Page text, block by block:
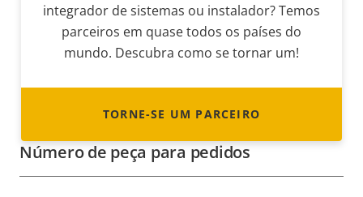
integrador de sistemas ou instalador? Temos
parceiros em quase todos os países do
mundo. Descubra como se tornar um!
TORNE-SE UM PARCEIRO
Número de peça para pedidos